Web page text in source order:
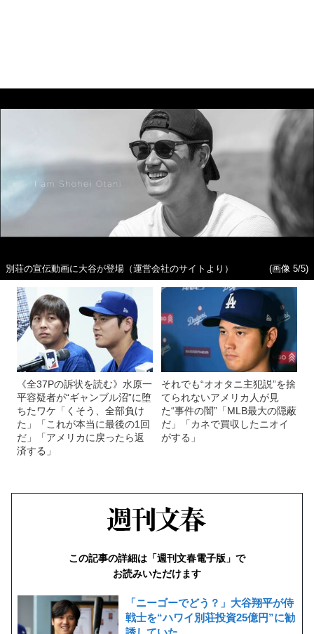
別荘の宣伝動画に大谷が登場（運営会社のサイトより） (画像 5/5)
《全37Pの訴状を読む》水原一
平容疑者が“ギャンブル沼”に堕
ちたワケ「くそう、全部負け
た」「これが本当に最後の1回
だ」「アメリカに戻ったら返
済する」
それでも“オオタニ主犯説”を捨
てられないアメリカ人が見
た“事件の闇”「MLB最大の隠蔽
だ」「カネで買収したニオイ
がする」
この記事の詳細は「週刊文春電子版」で
お読みいただけます
「ニーゴーでどう？」大谷翔平が侍
戦士を“ハワイ別荘投資25億円”に勧